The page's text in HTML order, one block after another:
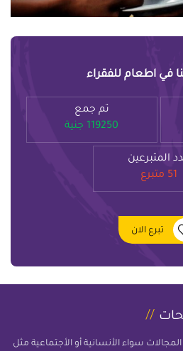
في اطعام للفقراء
تم جمع
119250 جنية
المتبرعين
51 متبرع
تبرع الان
سواء الأنسانية أو الأجتماعية مثل